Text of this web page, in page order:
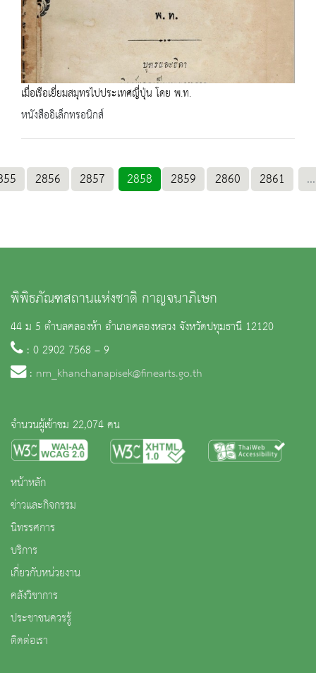
เมื่อเรือเยี่ยมสมุทรไปประเทศญี่ปุ่น โดย พ.ท.
หนังสืออิเล็กทรอนิกส์
2856 2857 2858 2859 2860 2861 ...
พิพิธภัณฑสถานแห่งชาติ กาญจนาภิเษก
44 ม 5 ตำบลคลองห้า อำเภอคลองหลวง จังหวัดปทุมธานี 12120
: 0 2902 7568 – 9
: nm_khanchanapisek@finearts.go.th
จำนวนผู้เข้าชม 22,074 คน
หน้าหลัก
ข่าวและกิจกรรม
นิทรรศการ
บริการ
เกี่ยวกับหน่วยงาน
คลังวิชาการ
ประชาชนควรรู้
ติดต่อเรา